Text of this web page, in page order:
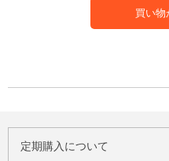
買い物
定期購入について